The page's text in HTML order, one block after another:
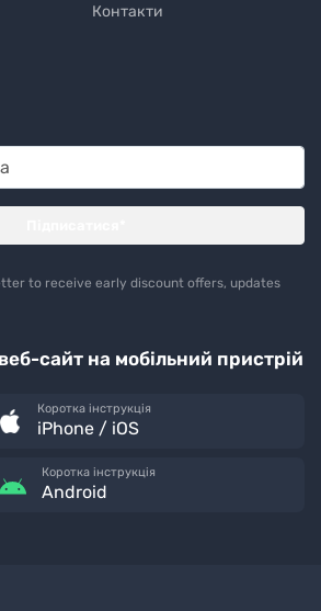
Контакти
to receive early discount offers, updates
сайт на мобільний пристрій
Коротка інструкція
iPhone / iOS
Коротка інструкція
Android